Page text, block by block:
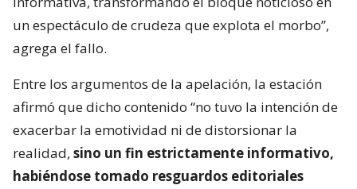
un espectáculo de crudeza que explota el morbo”,
agrega el fallo.
Entre los argumentos de la apelación, la estación
afirmó que dicho contenido “no tuvo la intención de
exacerbar la emotividad ni de distorsionar la
realidad, sino un fin estrictamente informativo,
habiéndose tomado resguardos editoriales